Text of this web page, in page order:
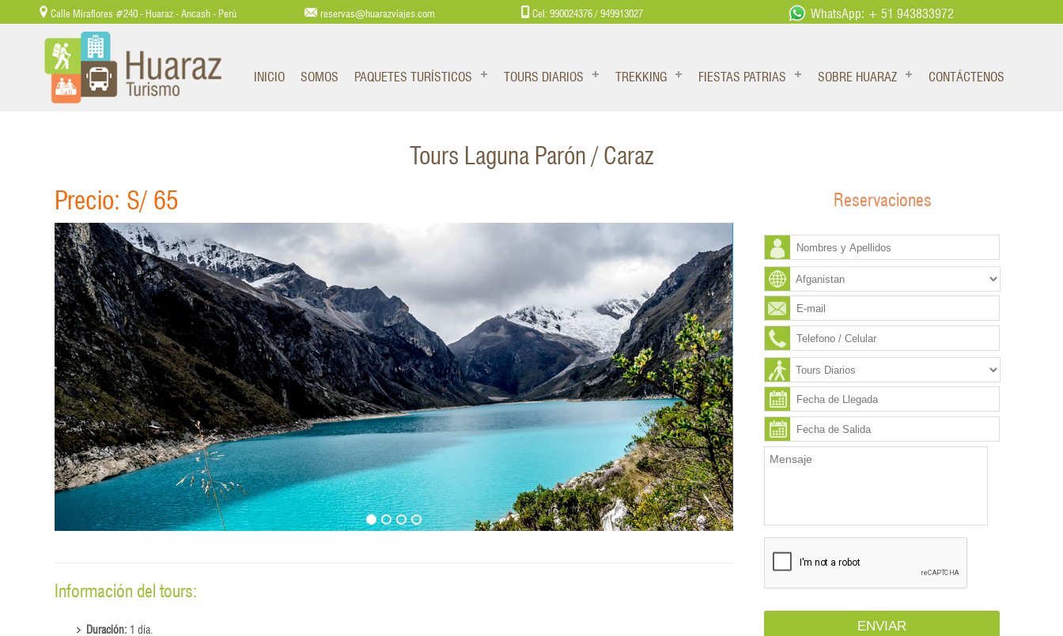
Calle Miraflores #240 - Huaraz - Ancash - Perú reservas@huarazviajes.com Cel: 990024376 / 949913027 WhatsApp: + 51 943833972
INICIO SOMOS PAQUETES TURÍSTICOS TOURS DIARIOS TREKKING FIESTAS PATRIAS SOBRE HUARAZ CONTÁCTENOS
Tours Laguna Parón / Caraz
Precio: S/ 65
Información del tours:
Duración:
1 día.
Reservaciones